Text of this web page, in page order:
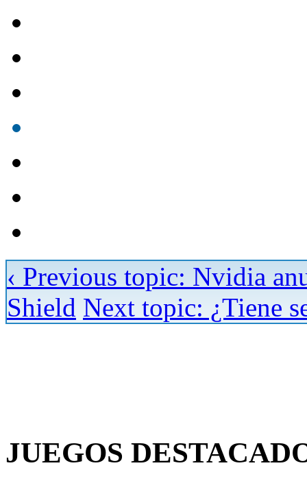
‹ Previous topic: Nvidia
Shield Next topic: ¿Tiene
JUEGOS